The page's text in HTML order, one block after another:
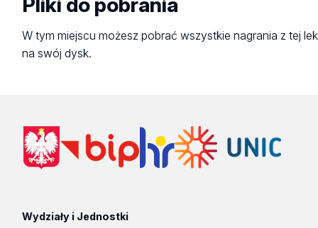
W tym miejscu możesz pobrać wszystkie nagrania z tej
na swój dysk.
Wydziały i Jednostki